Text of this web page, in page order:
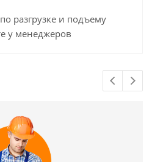
разгрузке и подъему
у менеджеров